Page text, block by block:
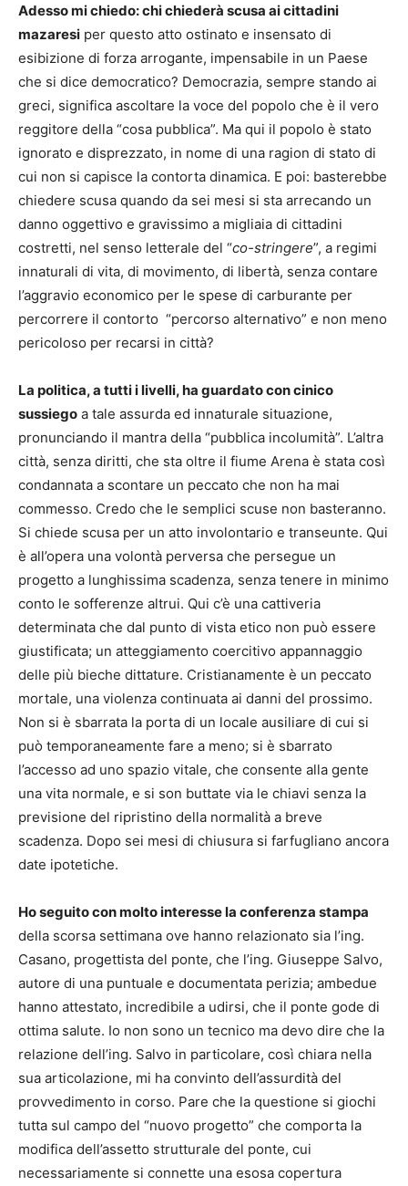
Adesso mi chiedo: chi chiederà scusa ai cittadini
mazaresi per questo atto ostinato e insensato di
esibizione di forza arrogante, impensabile in un Paese
che si dice democratico? Democrazia, sempre stando ai
greci, significa ascoltare la voce del popolo che è il vero
reggitore della “cosa pubblica”. Ma qui il popolo è stato
ignorato e disprezzato, in nome di una ragion di stato di
cui non si capisce la contorta dinamica. E poi: basterebbe
chiedere scusa quando da sei mesi si sta arrecando un
danno oggettivo e gravissimo a migliaia di cittadini
costretti, nel senso letterale del “co-stringere”, a regimi
innaturali di vita, di movimento, di libertà, senza contare
l’aggravio economico per le spese di carburante per
percorrere il contorto “percorso alternativo” e non meno
pericoloso per recarsi in città?
La politica, a tutti i livelli, ha guardato con cinico
sussiego a tale assurda ed innaturale situazione,
pronunciando il mantra della “pubblica incolumità”. L’altra
città, senza diritti, che sta oltre il fiume Arena è stata così
condannata a scontare un peccato che non ha mai
commesso. Credo che le semplici scuse non basteranno.
Si chiede scusa per un atto involontario e transeunte. Qui
è all’opera una volontà perversa che persegue un
progetto a lunghissima scadenza, senza tenere in minimo
conto le sofferenze altrui. Qui c’è una cattiveria
determinata che dal punto di vista etico non può essere
giustificata; un atteggiamento coercitivo appannaggio
delle più bieche dittature. Cristianamente è un peccato
mortale, una violenza continuata ai danni del prossimo.
Non si è sbarrata la porta di un locale ausiliare di cui si
può temporaneamente fare a meno; si è sbarrato
l’accesso ad uno spazio vitale, che consente alla gente
una vita normale, e si son buttate via le chiavi senza la
previsione del ripristino della normalità a breve
scadenza. Dopo sei mesi di chiusura si farfugliano ancora
date ipotetiche.
Ho seguito con molto interesse la conferenza stampa
della scorsa settimana ove hanno relazionato sia l’ing.
Casano, progettista del ponte, che l’ing. Giuseppe Salvo,
autore di una puntuale e documentata perizia; ambedue
hanno attestato, incredibile a udirsi, che il ponte gode di
ottima salute. Io non sono un tecnico ma devo dire che la
relazione dell’ing. Salvo in particolare, così chiara nella
sua articolazione, mi ha convinto dell’assurdità del
provvedimento in corso. Pare che la questione si giochi
tutta sul campo del “nuovo progetto” che comporta la
modifica dell’assetto strutturale del ponte, cui
necessariamente si connette una esosa copertura